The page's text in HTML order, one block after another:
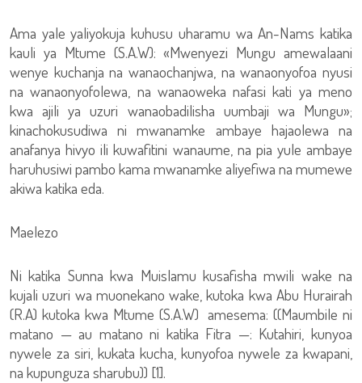
Ama yale yaliyokuja kuhusu uharamu wa An-Nams katika
kauli ya Mtume (S.A.W): «Mwenyezi Mungu amewalaani
wenye kuchanja na wanaochanjwa, na wanaonyofoa nyusi
na wanaonyofolewa, na wanaoweka nafasi kati ya meno
kwa ajili ya uzuri wanaobadilisha uumbaji wa Mungu»;
kinachokusudiwa ni mwanamke ambaye hajaolewa na
anafanya hivyo ili kuwafitini wanaume, na pia yule ambaye
haruhusiwi pambo kama mwanamke aliyefiwa na mumewe
akiwa katika eda.
Maelezo
Ni katika Sunna kwa Muislamu kusafisha mwili wake na
kujali uzuri wa muonekano wake, kutoka kwa Abu Hurairah
(R.A) kutoka kwa Mtume (S.A.W) amesema: ((Maumbile ni
matano — au matano ni katika Fitra —: Kutahiri, kunyoa
nywele za siri, kukata kucha, kunyofoa nywele za kwapani,
na kupunguza sharubu)) [1].